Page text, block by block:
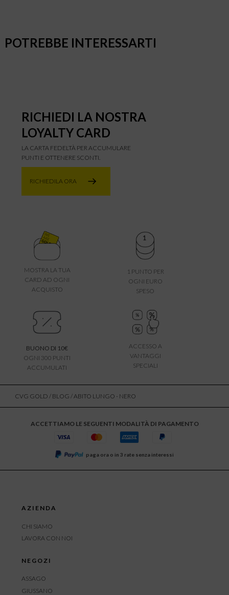
POTREBBE INTERESSARTI
RICHIEDI LA NOSTRA
LOYALTY CARD
LA CARTA FEDELTÀ PER ACCUMULARE
PUNTI E OTTENERE SCONTI.
RICHIEDILA ORA
MOSTRA LA TUA
CARD AD OGNI
ACQUISTO
1 PUNTO PER
OGNI EURO
SPESO
BUONO DI 10€
OGNI 300 PUNTI
ACCUMULATI
ACCESSO A
VANTAGGI
SPECIALI
CVG GOLD / BLOG / ABITO LUNGO - NERO
ACCETTIAMO LE SEGUENTI MODALITÀ DI PAGAMENTO
paga ora o in 3 rate senza interessi
AZIENDA
CHI SIAMO
LAVORA CON NOI
NEGOZI
ASSAGO
GIUSSANO